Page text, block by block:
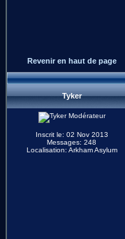
Revenir en haut de page
Tyker
Inscrit le: 02 Nov 2013
Messages: 248
Localisation: Arkham Asylum